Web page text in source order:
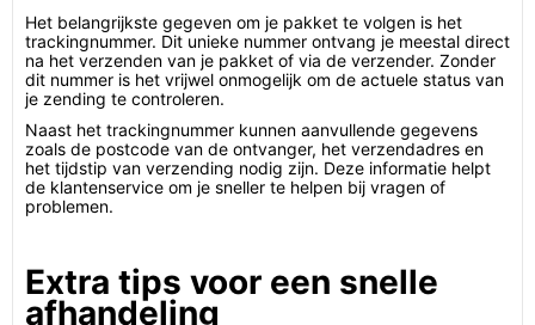
Het belangrijkste gegeven om je pakket te volgen is het
trackingnummer. Dit unieke nummer ontvang je meestal direct
na het verzenden van je pakket of via de verzender. Zonder
dit nummer is het vrijwel onmogelijk om de actuele status van
je zending te controleren.
Naast het trackingnummer kunnen aanvullende gegevens
zoals de postcode van de ontvanger, het verzendadres en
het tijdstip van verzending nodig zijn. Deze informatie helpt
de klantenservice om je sneller te helpen bij vragen of
problemen.
Extra tips voor een snelle
afhandeling